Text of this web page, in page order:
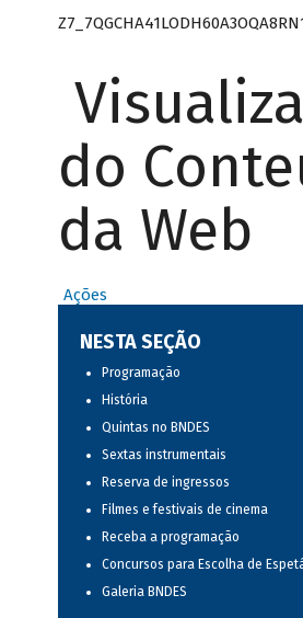
do
da Web
Ações
NESTA SEÇÃO
Programação
História
Quintas no BNDES
Sextas instrumentais
Reserva de ingressos
Filmes e festivais de cinema
Receba a programação
Concursos para Escolha de
Galeria BNDES